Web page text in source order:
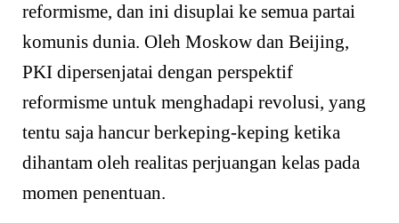
reformisme, dan ini disuplai ke semua partai
komunis dunia. Oleh Moskow dan Beijing,
PKI dipersenjatai dengan perspektif
reformisme untuk menghadapi revolusi, yang
tentu saja hancur berkeping-keping ketika
dihantam oleh realitas perjuangan kelas pada
momen penentuan.